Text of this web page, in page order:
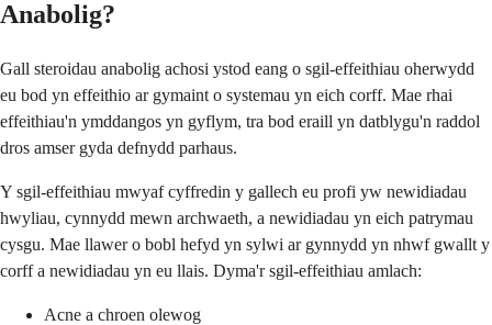
Anabolig?
Gall steroidau anabolig achosi ystod eang o sgil-effeithiau oherwydd
eu bod yn effeithio ar gymaint o systemau yn eich corff. Mae rhai
effeithiau'n ymddangos yn gyflym, tra bod eraill yn datblygu'n raddol
dros amser gyda defnydd parhaus.
Y sgil-effeithiau mwyaf cyffredin y gallech eu profi yw newidiadau
hwyliau, cynnydd mewn archwaeth, a newidiadau yn eich patrymau
cysgu. Mae llawer o bobl hefyd yn sylwi ar gynnydd yn nhwf gwallt y
corff a newidiadau yn eu llais. Dyma'r sgil-effeithiau amlach:
Acne a chroen olewog